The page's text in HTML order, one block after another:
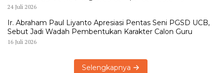
24 Juli 2026
Ir. Abraham Paul Liyanto Apresiasi Pentas Seni PGSD UCB,
Sebut Jadi Wadah Pembentukan Karakter Calon Guru
16 Juli 2026
Selengkapnya